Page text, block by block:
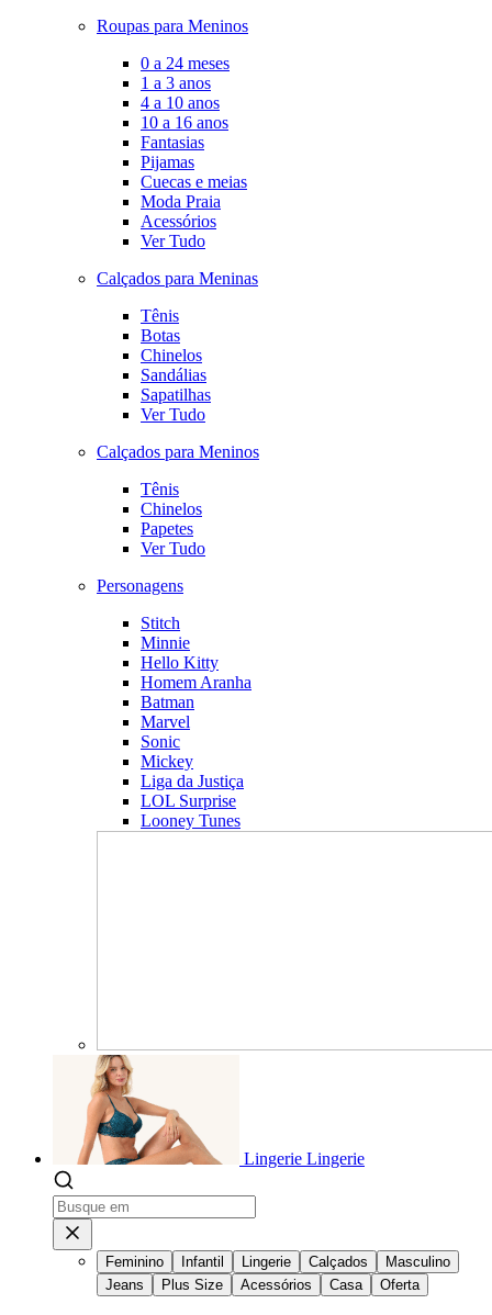
Roupas para Meninos
0 a 24 meses
1 a 3 anos
4 a 10 anos
10 a 16 anos
Fantasias
Pijamas
Cuecas e meias
Moda Praia
Acessórios
Ver Tudo
Calçados para Meninas
Tênis
Botas
Chinelos
Sandálias
Sapatilhas
Ver Tudo
Calçados para Meninos
Tênis
Chinelos
Papetes
Ver Tudo
Personagens
Stitch
Minnie
Hello Kitty
Homem Aranha
Batman
Marvel
Sonic
Mickey
Liga da Justiça
LOL Surprise
Looney Tunes
Lingerie Lingerie
Feminino Infantil Lingerie Calçados
Masculino
Jeans
Plus Size Acessórios Casa Oferta